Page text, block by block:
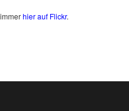
hier auf Flickr.